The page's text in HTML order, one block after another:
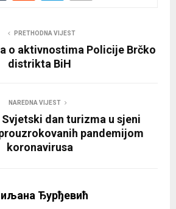
PRETHODNA VIJEST
o aktivnostima Policije Brčko
distrikta BiH
NAREDNA VIJEST
dan turizma u sjeni
pandemijom
koronavirusa
Ђурђевић